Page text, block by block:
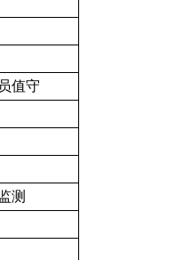
值守
测